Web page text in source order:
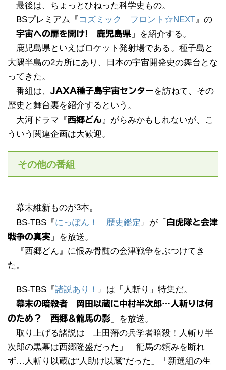
最後は、ちょっとひねった科学史もの。
BSプレミアム『 コズミック フロント☆NEXT』の
「 宇宙への扉を開け! 鹿児島県 」を紹介する。
鹿児島県といえばロケット発射場である。種子島と
大隅半島の2カ所にあり、日本の宇宙開発史の舞台とな
ってきた。
番組は、JAXA種子島宇宙センターを訪ねて、その
歴史と舞台裏を紹介するという。
大河ドラマ『西郷どん』がらみかもしれないが、こ
ういう関連企画は大歓迎。
その他の番組
幕末維新ものが3本。
BS-TBS『にっぽん！ 歴史鑑定 』が「 白虎隊と会津
戦争の真実 」を放送。
『西郷どん』に恨み骨髄の会津戦争をぶつけてき
た。
BS-TBS『諸説あり！ 』は「人斬り」特集だ。
「 幕末の暗殺者 岡田以蔵に中村半次郎…人斬りは何
のため？ 西郷＆龍馬の影 」を放送。
取り上げる諸説は「上田藩の兵学者暗殺！人斬り半
次郎の黒幕は西郷隆盛だった」「龍馬の頼みを断れ
ず…人斬り以蔵は“人助け以蔵”だった」「新選組の生